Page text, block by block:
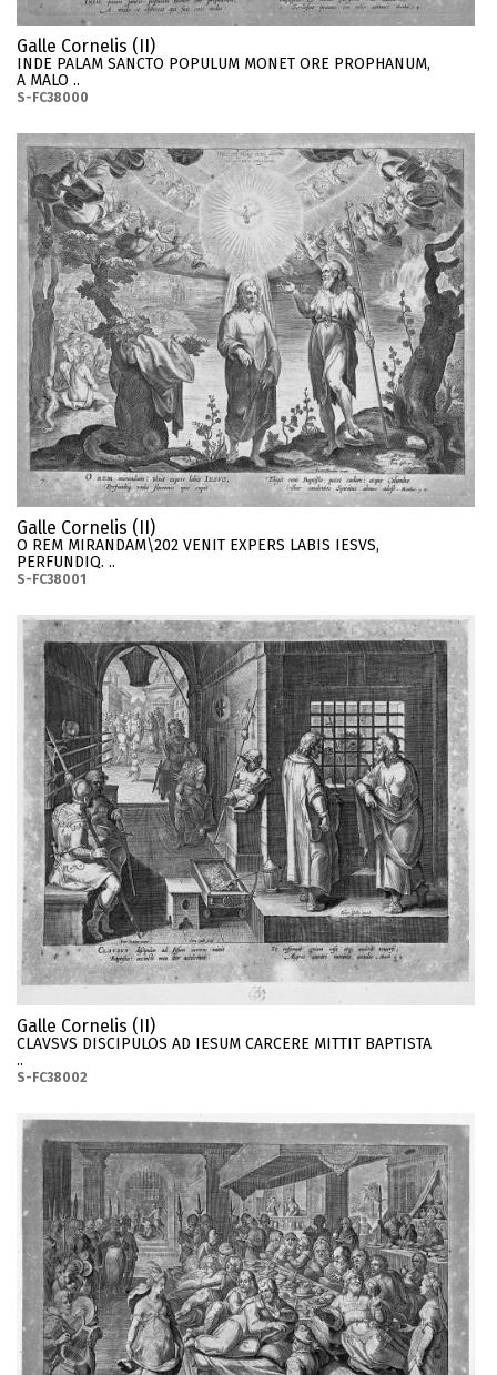
Galle Cornelis (II)
INDE PALAM SANCTO POPULUM MONET ORE PROPHANUM,
A MALO ..
S-FC38000
Galle Cornelis (II)
O REM MIRANDAM\202 VENIT EXPERS LABIS IESVS,
PERFUNDIQ. ..
S-FC38001
Galle Cornelis (II)
CLAVSVS DISCIPULOS AD IESUM CARCERE MITTIT BAPTISTA
..
S-FC38002